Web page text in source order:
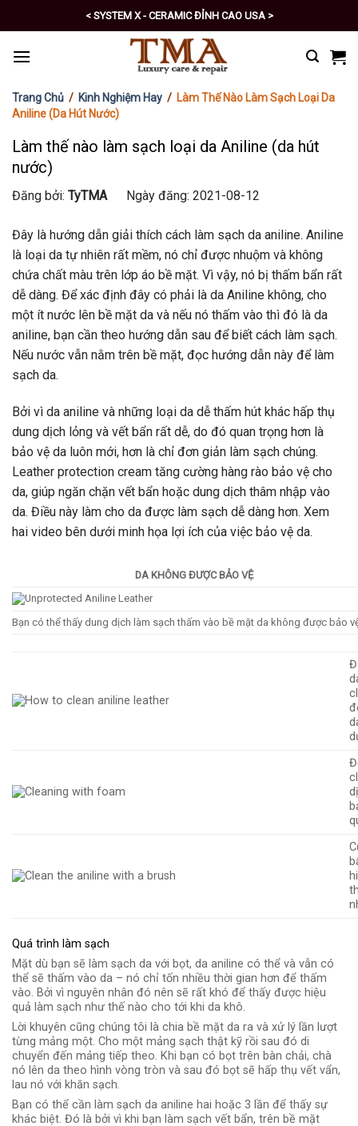
to
content
< SYSTEM X - CERAMIC ĐỈNH CAO USA >
< PRO - TỰ CHĂM SÓC XE SỐ 1 >
Trang Chủ / Kinh Nghiệm Hay / Làm Thế Nào Làm Sạch Loại Da
Aniline (da Hút Nước)
Làm thế nào làm sạch loại da Aniline (da hút
nước)
Đăng bởi: TyTMA Ngày đăng: 2021-08-12
Đây là hướng dẫn giải thích cách làm sạch da aniline. Aniline
là loại da tự nhiên rất mềm, nó chỉ được nhuộm và không
chứa chất màu trên lớp áo bề mặt. Vì vậy, nó bị thấm bẩn rất
dễ dàng. Để xác định đây có phải là da Aniline không, cho
một ít nước lên bề mặt da và nếu nó thấm vào thì đó là da
aniline, bạn cần theo hướng dẫn sau để biết cách làm sạch.
Nếu nước vẫn nằm trên bề mặt, đọc hướng dẫn này để làm
sạch da.
Bởi vì da aniline và những loại da dễ thấm hút khác hấp thụ
dung dịch lỏng và vết bẩn rất dễ, do đó quan trọng hơn là
bảo vệ da luôn mới, hơn là chỉ đơn giản làm sạch chúng.
Leather protection cream tăng cường hàng rào bảo vệ cho
da, giúp ngăn chặn vết bẩn hoặc dung dịch thâm nhập vào
da. Điều này làm cho da được làm sạch dễ dàng hơn. Xem
hai video bên dưới minh họa lợi ích của việc bảo vệ da.
DA KHÔNG ĐƯỢC BẢO VỆ
Bạn có thể thấy dung dịch làm sạch thấm vào bề mặt da không được bảo
Quá trình làm sạch
Mặt dù bạn sẽ làm sạch da với bọt, da aniline có thể và vẫn có
thể sẽ thấm vào da – nó chỉ tốn nhiều thời gian hơn để thấm
vào. Bởi vì nguyên nhân đó nên sẽ rất khó để thấy được hiệu
quả làm sạch như thế nào cho tới khi da khô.
Lời khuyên cũng chúng tôi là chia bề mặt da ra và xử lý lần lượt
từng mảng một. Cho một mảng sạch thật kỹ rồi sau đó di
chuyển đến mảng tiếp theo. Khi bạn có bọt trên bàn chải, chà
nó lên da theo hình vòng tròn và sau đó bọt sẽ hấp thụ vết vẩn,
lau nó với khăn sạch.
Bạn có thể cần làm sạch da aniline hai hoặc 3 lần để thấy sự
khác biệt. Đó là bởi vì khi bạn làm sạch vết bẩn, trên bề mặt